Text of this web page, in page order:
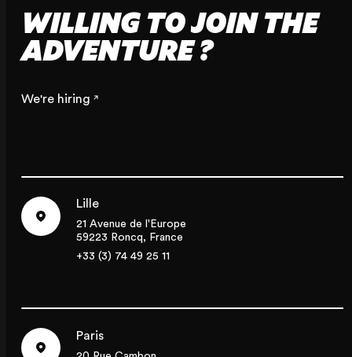
WILLING TO JOIN THE
ADVENTURE ?
We're hiring
Lille
21 Avenue de l'Europe
59223 Roncq, France
+33 (3) 74 49 25 11
Paris